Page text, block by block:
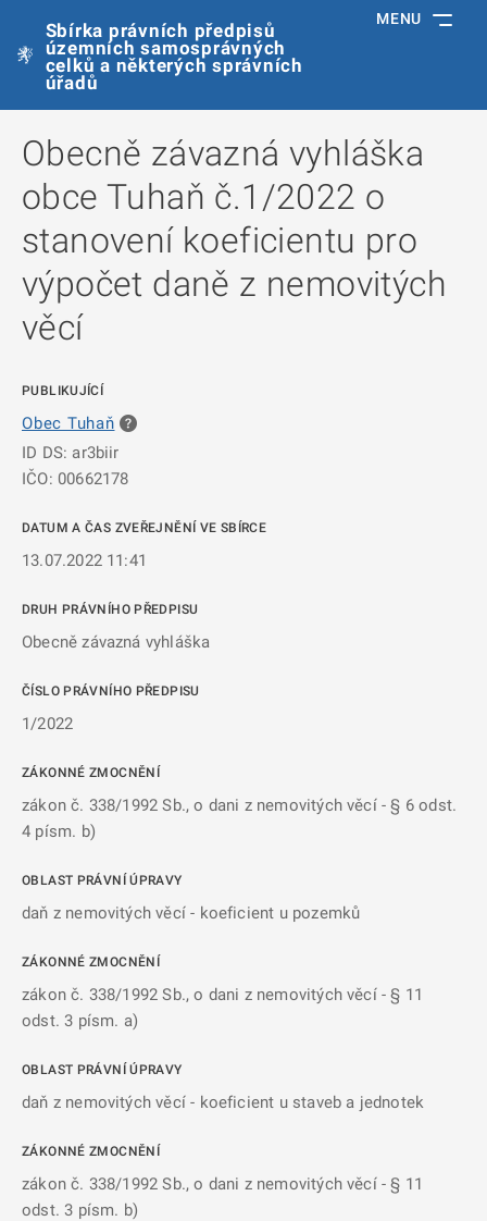
Sbírka právních předpisů
územních samosprávných
celků a některých správních
úřadů
MENU
Obecně závazná vyhláška
obce Tuhaň č.1/2022 o
stanovení koeficientu pro
výpočet daně z nemovitých
věcí
PUBLIKUJÍCÍ
Obec Tuhaň
ID DS: ar3biir
IČO: 00662178
DATUM A ČAS ZVEŘEJNĚNÍ VE SBÍRCE
13.07.2022 11:41
DRUH PRÁVNÍHO PŘEDPISU
Obecně závazná vyhláška
ČÍSLO PRÁVNÍHO PŘEDPISU
1/2022
ZÁKONNÉ ZMOCNĚNÍ
zákon č. 338/1992 Sb., o dani z nemovitých věcí - § 6 odst.
4 písm. b)
OBLAST PRÁVNÍ ÚPRAVY
daň z nemovitých věcí - koeficient u pozemků
ZÁKONNÉ ZMOCNĚNÍ
zákon č. 338/1992 Sb., o dani z nemovitých věcí - § 11
odst. 3 písm. a)
OBLAST PRÁVNÍ ÚPRAVY
daň z nemovitých věcí - koeficient u staveb a jednotek
ZÁKONNÉ ZMOCNĚNÍ
zákon č. 338/1992 Sb., o dani z nemovitých věcí - § 11
odst. 3 písm. b)